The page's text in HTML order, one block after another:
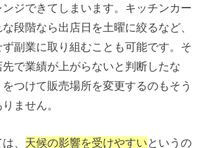
ジできてしまいます。キッチンカー
段階なら出店日を土曜に絞るなど、
副業に取り組むことも可能です。そ
で業績が上がらないと判断したな
つけて販売場所を変更するのもそう
ません。
、 天候の影響を受けやすいというの